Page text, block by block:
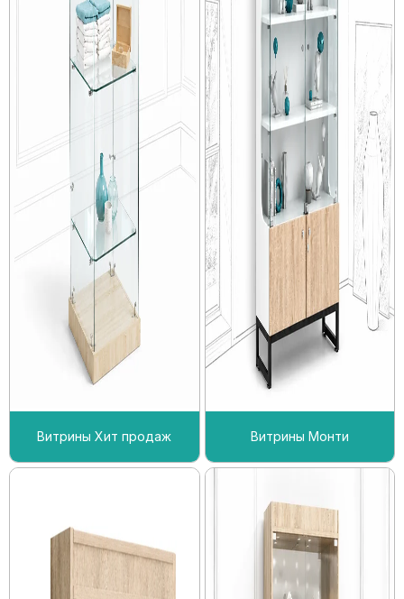
Витрины Хит продаж Витрины Монти